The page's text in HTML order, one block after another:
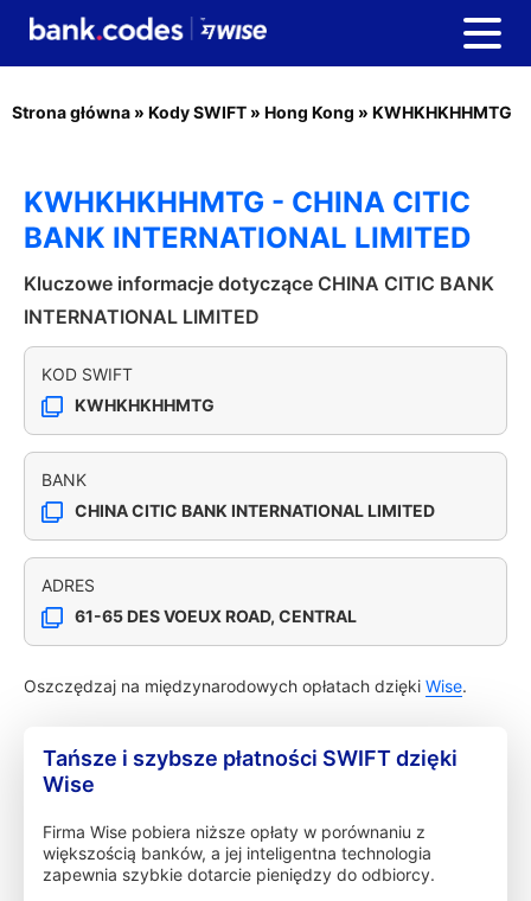
Strona główna » Kody SWIFT » Hong Kong » KWHKHKHHMTG
KWHKHKHHMTG - CHINA CITIC
BANK INTERNATIONAL LIMITED
Kluczowe informacje dotyczące CHINA CITIC BANK
INTERNATIONAL LIMITED
KOD SWIFT
KWHKHKHHMTG
BANK
CHINA CITIC BANK INTERNATIONAL LIMITED
ADRES
61-65 DES VOEUX ROAD, CENTRAL
Oszczędzaj na międzynarodowych opłatach dzięki Wise.
Tańsze i szybsze płatności SWIFT dzięki
Wise
Firma Wise pobiera niższe opłaty w porównaniu z
większością banków, a jej inteligentna technologia
zapewnia szybkie dotarcie pieniędzy do odbiorcy.